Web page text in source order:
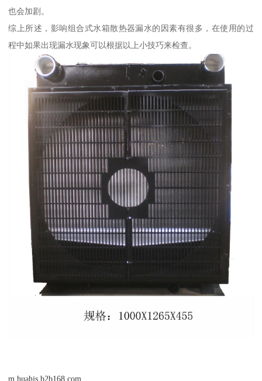
也会加剧。
综上所述，影响组合式水箱散热器漏水的因素有很多，在使用的过
程中如果出现漏水现象可以根据以上小技巧来检查。
m.huahjs.b2b168.com